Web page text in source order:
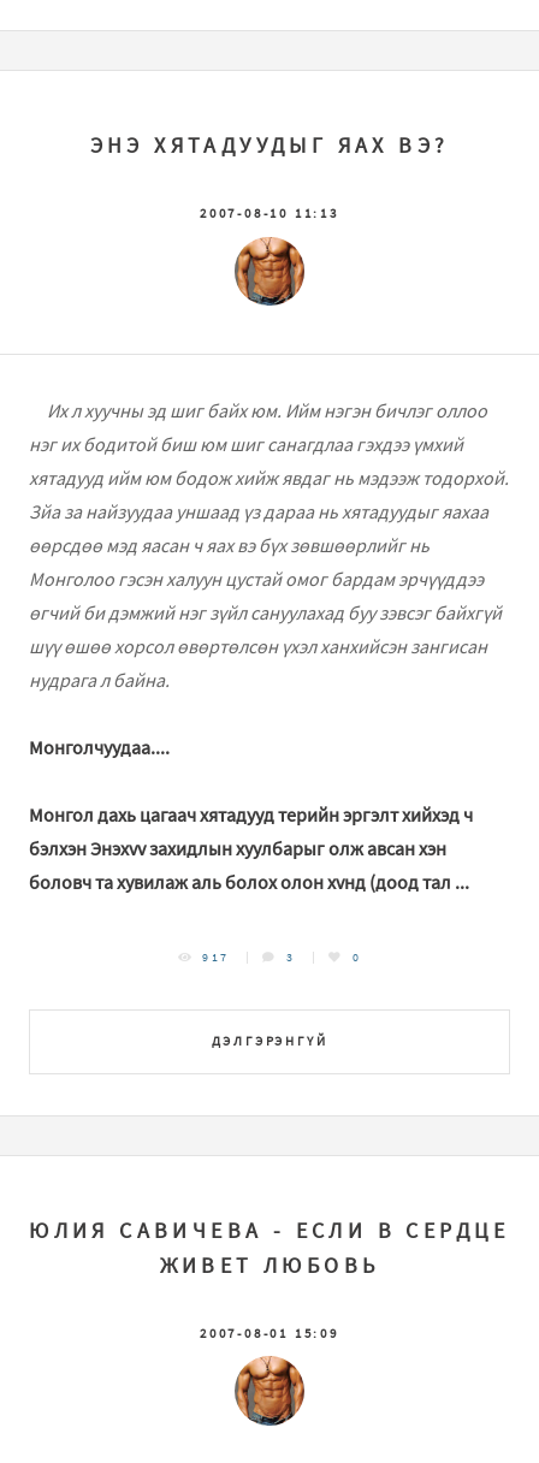
ЭНЭ ХЯТАДУУДЫГ ЯАХ ВЭ?
2007-08-10 11:13
Их л хуучны эд шиг байх юм. Ийм нэгэн бичлэг оллоо
нэг их бодитой биш юм шиг санагдлаа гэхдээ үмхий
хятадууд ийм юм бодож хийж явдаг нь мэдээж тодорхой.
Зйа за найзуудаа уншаад үз дараа нь хятадуудыг яахаа
өөрсдөө мэд яасан ч яах вэ бүх зөвшөөрлийг нь
Монголоо гэсэн халуун цустай омог бардам эрчүүддээ
өгчий би дэмжий нэг зүйл сануулахад буу зэвсэг байхгүй
шүү өшөө хорсол өвөртөлсөн үхэл ханхийсэн зангисан
нудрага л байна.
Монголчуудаа....
Монгол дахь цагаач хятадууд тeрийн эргэлт хийхэд ч
бэлхэн Энэхvv захидлын хуулбарыг олж авсан хэн
боловч та хувилаж аль болох олон хvнд (доод тал ...
ДЭЛГЭРЭНГҮЙ
917 3 0
ЮЛИЯ САВИЧЕВА - ЕСЛИ В СЕРДЦЕ
ЖИВЕТ ЛЮБОВЬ
2007-08-01 15:09